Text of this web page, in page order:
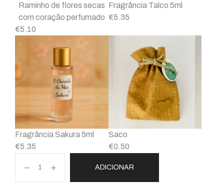
Raminho de flores secas
com coração perfumado
€5.10
Fragrância Talco 5ml
€5.35
Fragrância Sakura 5ml
€5.35
Saco
€0.50
ADICIONAR